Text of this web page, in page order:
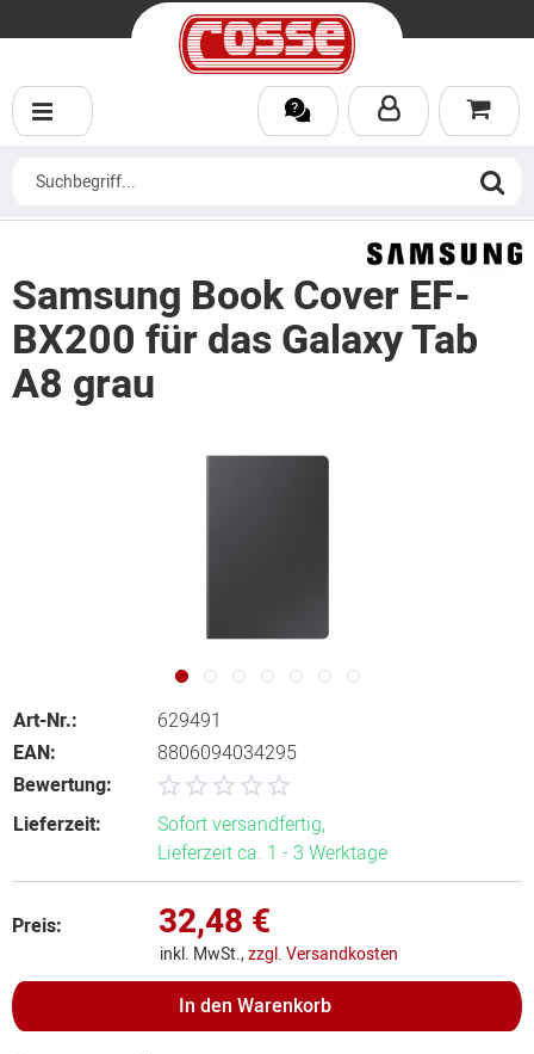
Samsung Book Cover EF-
BX200 für das Galaxy Tab
A8 grau
Art-Nr.:
629491
EAN:
8806094034295
Bewertung:
Lieferzeit:
Sofort versandfertig,
Lieferzeit ca. 1 - 3 Werktage
Preis: 32,48 €
inkl. MwSt.,zzgl. Versandkosten
In den Warenkorb